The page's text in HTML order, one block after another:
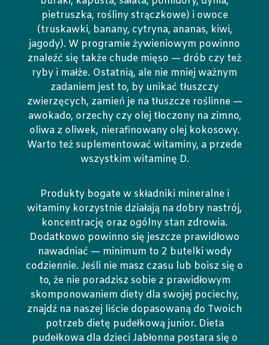
pietruszka, rośliny strączkowe) i owoce
(truskawki, banany, cytryna, ananas, kiwi,
jagody). W programie żywieniowym powinno
znaleźć się także chude mięso — drób czy też
ryby i małże. Ostatnią, ale nie mniej ważnym
zadaniem jest to, by unikać tłuszczy
zwierzęcych, zamień je na tłuszcze roślinne —
awokado, orzechy czy olej tłoczony na zimno,
oliwa z oliwek, nierafinowany olej kokosowy.
Warto też suplementować witaminy, a przede
wszystkim witaminę D.
Produkty bogate w składniki mineralne i
witaminy korzystnie działają na dobry nastrój,
koncentrację oraz ogólny stan zdrowia.
Dodatkowo powinno się jeszcze prawidłowo
nawadniać — minimum to 2 butelki wody
codziennie. Jeśli nie masz czasu lub boisz się o
to, że nie poradzisz sobie z prawidłowym
skomponowaniem diety dla swojej pociechy,
znajdź na naszej liście dopasowaną do Twoich
potrzeb dietę pudełkową junior. Dieta
pudełkowa dla dzieci Jabłonna postara się o